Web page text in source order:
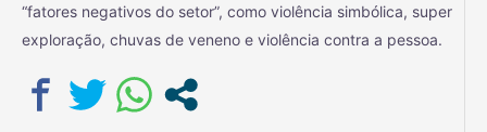
“fatores negativos do setor”, como violência simbólica, super
exploração, chuvas de veneno e violência contra a pessoa.